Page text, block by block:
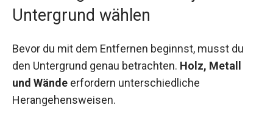
Untergrund wählen
Bevor du mit dem Entfernen beginnst, musst du
den Untergrund genau betrachten. Holz, Metall
und Wände erfordern unterschiedliche
Herangehensweisen.